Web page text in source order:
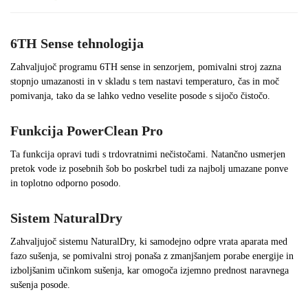
6TH Sense tehnologija
Zahvaljujoč programu 6TH sense in senzorjem, pomivalni stroj zazna
stopnjo umazanosti in v skladu s tem nastavi temperaturo, čas in moč
pomivanja, tako da se lahko vedno veselite posode s sijočo čistočo.
Funkcija PowerClean Pro
Ta funkcija opravi tudi s trdovratnimi nečistočami. Natančno usmerjen
pretok vode iz posebnih šob bo poskrbel tudi za najbolj umazane ponve
in toplotno odporno posodo.
Sistem NaturalDry
Zahvaljujoč sistemu NaturalDry, ki samodejno odpre vrata aparata med
fazo sušenja, se pomivalni stroj ponaša z zmanjšanjem porabe energije in
izboljšanim učinkom sušenja, kar omogoča izjemno prednost naravnega
sušenja posode.